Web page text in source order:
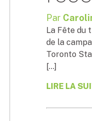
Par
La Fête du
de la
Toronto
[…]
LIRE LA